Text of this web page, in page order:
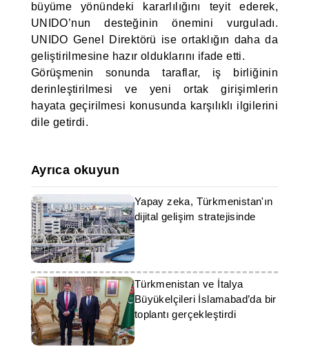
büyüme yönündeki kararlılığını teyit ederek,
UNIDO’nun desteğinin önemini vurguladı.
UNIDO Genel Direktörü ise ortaklığın daha da
geliştirilmesine hazır olduklarını ifade etti.
Görüşmenin sonunda taraflar, iş birliğinin
derinleştirilmesi ve yeni ortak girişimlerin
hayata geçirilmesi konusunda karşılıklı ilgilerini
dile getirdi.
Ayrıca okuyun
Yapay zeka, Türkmenistan'ın
dijital gelişim stratejisinde
Türkmenistan ve İtalya
Büyükelçileri İslamabad’da bir
toplantı gerçekleştirdi